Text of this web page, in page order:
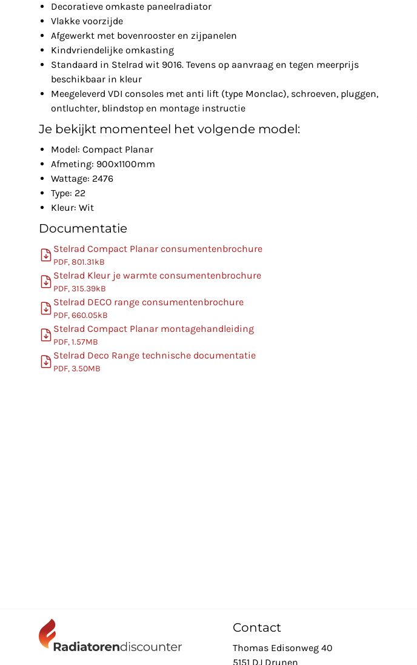
Decoratieve omkaste paneelradiator
Vlakke voorzijde
Afgewerkt met bovenrooster en zijpanelen
Kindvriendelijke omkasting
Standaard in Stelrad wit 9016. Tevens op aanvraag en tegen meerprijs
beschikbaar in kleur
Meegeleverd VDI consoles met anti lift (type Monclac), schroeven, pluggen,
ontluchter, blindstop en montage instructie
Je bekijkt momenteel het volgende model:
Model: Compact Planar
Afmeting: 900x1100mm
Wattage: 2476
Type: 22
Kleur: Wit
Documentatie
Stelrad Compact Planar consumentenbrochure
PDF, 801.31kB
Stelrad Kleur je warmte consumentenbrochure
PDF, 315.39kB
Stelrad DECO range consumentenbrochure
PDF, 660.05kB
Stelrad Compact Planar montagehandleiding
PDF, 1.57MB
Stelrad Deco Range technische documentatie
PDF, 3.50MB
Contact
Thomas Edisonweg 40
5151 DJ Drunen